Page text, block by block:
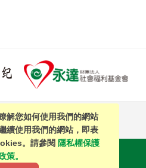
TOP
｜
解您如何使用我們的網站
續使用我們的網站，即表
。請參閱 隱私權保護
策。